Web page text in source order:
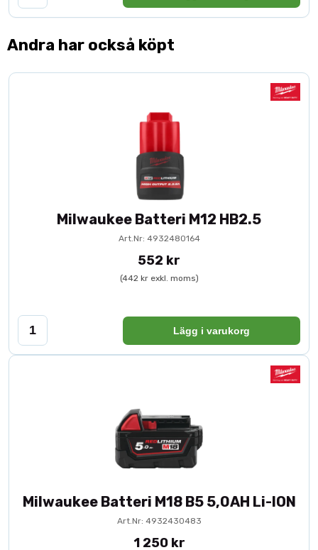
Andra har också köpt
Milwaukee Batteri M12 HB2.5
Art.Nr: 4932480164
552 kr
(442 kr exkl. moms)
Lägg i varukorg
Milwaukee Batteri M18 B5 5,0AH Li-ION
Art.Nr: 4932430483
1 250 kr